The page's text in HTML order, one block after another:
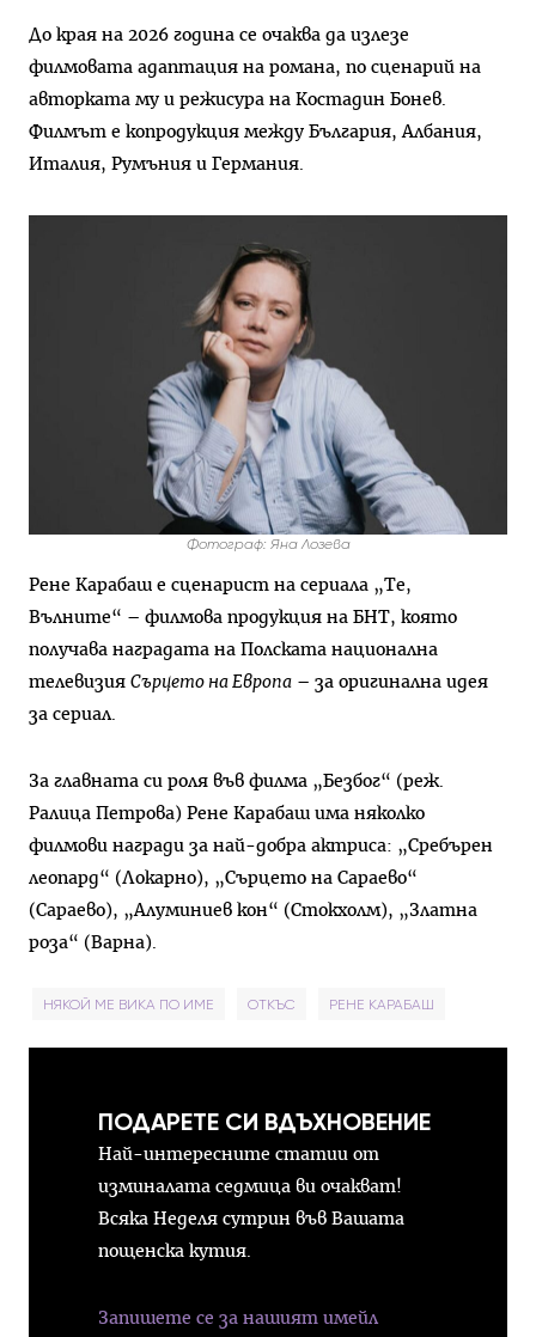
До края на 2026 година се очаква да излезе
филмовата адаптация на романа, по сценарий на
авторката му и режисура на Костадин Бонев.
Филмът е копродукция между България, Албания,
Италия, Румъния и Германия.
Фотограф: Яна Лозева
Рене Карабаш е сценарист на сериала „Те,
Вълните“ – филмова продукция на БНТ, която
получава наградата на Полската национална
телевизия Сърцето на Европа – за оригинална идея
за сериал.
За главната си роля във филма „Безбог“ (реж.
Ралица Петрова) Рене Карабаш има няколко
филмови награди за най-добра актриса: „Сребърен
леопард“ (Локарно), „Сърцето на Сараево“
(Сараево), „Алуминиев кон“ (Стокхолм), „Златна
роза“ (Варна).
НЯКОЙ МЕ ВИКА ПО ИМЕ ОТКЪС РЕНЕ КАРАБАШ
ПОДАРЕТЕ СИ ВДЪХНОВЕНИЕ
Най-интересните статии от
изминалата седмица ви очакват!
Всяка Неделя сутрин във Вашата
пощенска кутия.
Запишете се за нашият имейл